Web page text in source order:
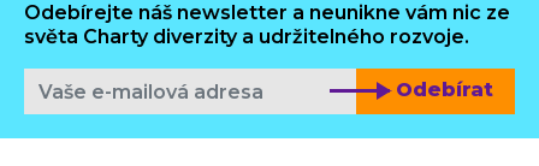
Odebírejte náš newsletter a neunikne vám nic ze
světa Charty diverzity a udržitelného rozvoje.
Odebírat